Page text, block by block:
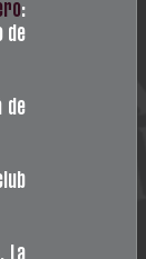
:
de
de
La